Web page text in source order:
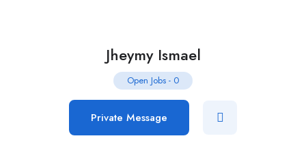
Jheymy Ismael
Open Jobs - 0
Private Message